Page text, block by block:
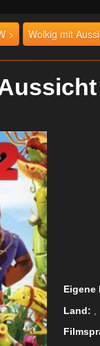
> Wolkig mit
Eigene
Land: